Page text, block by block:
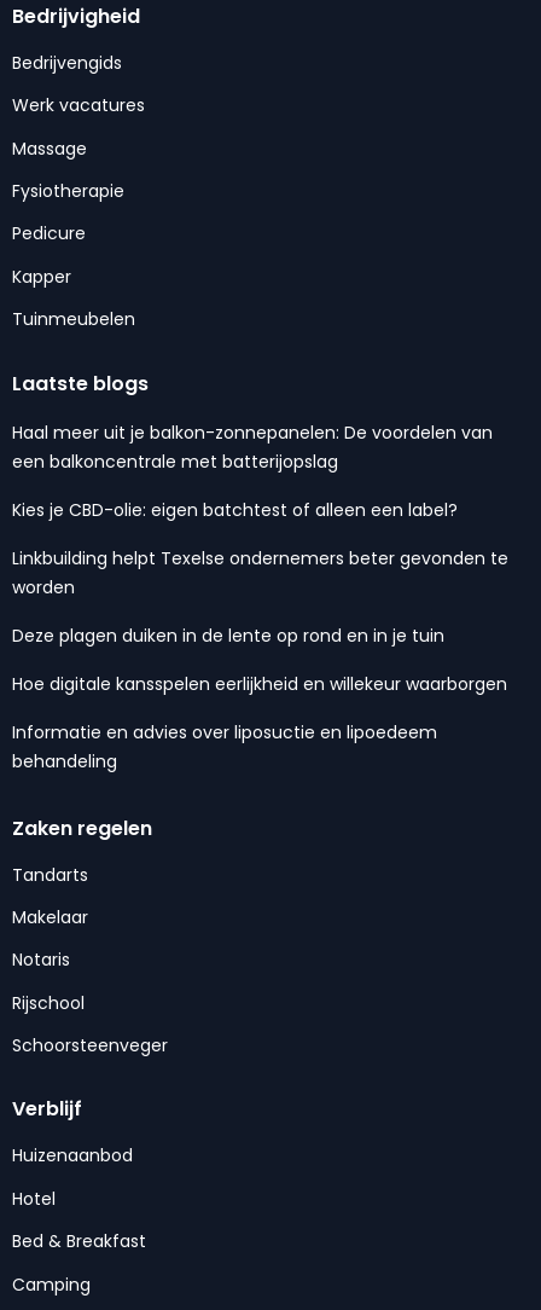
Bedrijvigheid
Bedrijvengids
Werk vacatures
Massage
Fysiotherapie
Pedicure
Kapper
Tuinmeubelen
Laatste blogs
Haal meer uit je balkon-zonnepanelen: De voordelen van
een balkoncentrale met batterijopslag
Kies je CBD-olie: eigen batchtest of alleen een label?
Linkbuilding helpt Texelse ondernemers beter gevonden te
worden
Deze plagen duiken in de lente op rond en in je tuin
Hoe digitale kansspelen eerlijkheid en willekeur waarborgen
Informatie en advies over liposuctie en lipoedeem
behandeling
Zaken regelen
Tandarts
Makelaar
Notaris
Rijschool
Schoorsteenveger
Verblijf
Huizenaanbod
Hotel
Bed & Breakfast
Camping